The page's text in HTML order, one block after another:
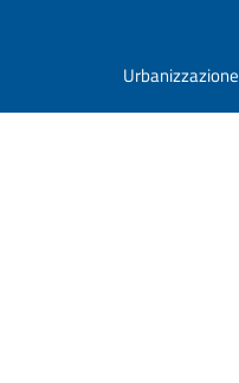
Urbanizzazione